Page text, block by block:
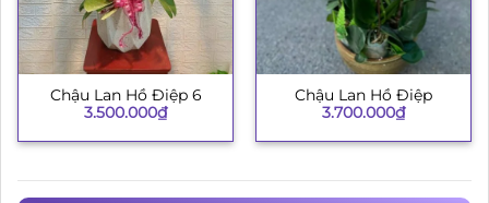
Chậu Lan Hồ Điệp 6
3.500.000₫
Chậu Lan Hồ Điệp
3.700.000₫